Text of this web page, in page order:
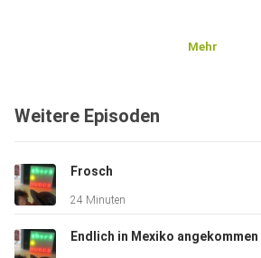
Mehr
Weitere Episoden
Frosch
24 Minuten
Endlich in Mexiko angekommen